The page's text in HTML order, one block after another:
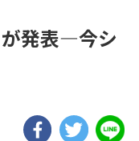
が発表—今シ